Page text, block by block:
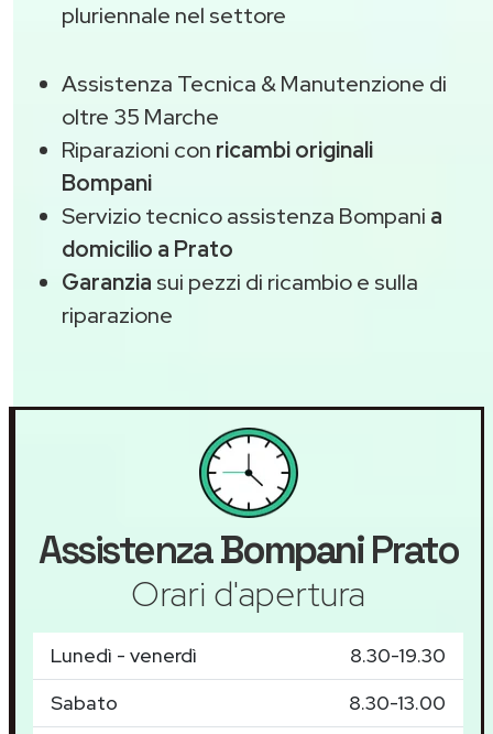
pluriennale nel settore
Assistenza Tecnica & Manutenzione di
oltre 35 Marche
Riparazioni con ricambi originali
Bompani
Servizio tecnico assistenza Bompani a
domicilio a Prato
Garanzia sui pezzi di ricambio e sulla
riparazione
AssistenzaBompaniPrato
Orari d'apertura
Lunedì - venerdì
8.30-19.30
Sabato
8.30-13.00